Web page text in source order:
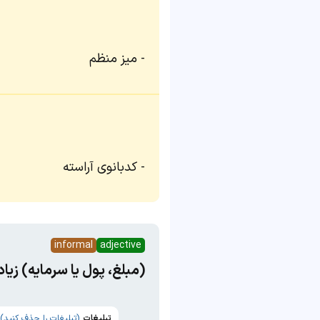
میز منظم
کدبانوی آراسته
adjective
informal
(مبلغ، پول یا سرمایه)